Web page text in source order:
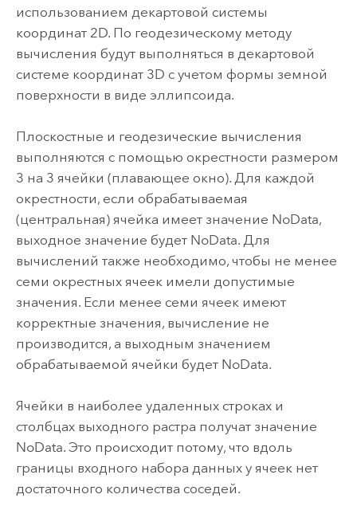
использованием декартовой системы
координат 2D. По геодезическому методу
вычисления будут выполняться в декартовой
системе координат 3D с учетом формы земной
поверхности в виде эллипсоида.
Плоскостные и геодезические вычисления
выполняются с помощью окрестности размером
3 на 3 ячейки (плавающее окно). Для каждой
окрестности, если обрабатываемая
(центральная) ячейка имеет значение NoData,
выходное значение будет NoData. Для
вычислений также необходимо, чтобы не менее
семи окрестных ячеек имели допустимые
значения. Если менее семи ячеек имеют
корректные значения, вычисление не
производится, а выходным значением
обрабатываемой ячейки будет NoData.
Ячейки в наиболее удаленных строках и
столбцах выходного растра получат значение
NoData. Это происходит потому, что вдоль
границы входного набора данных у ячеек нет
достаточного количества соседей.